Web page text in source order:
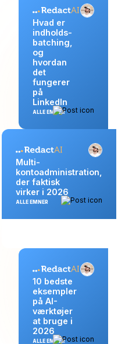
Hvad er
indholds-
batching,
og
hvordan
det
fungerer
på
LinkedIn
ALLE EMNER
Multi-
kontoadministration,
der faktisk
virker i 2026
ALLE EMNER
10 bedste
eksempler
på AI-
værktøjer
at bruge i
2026
ALLE EMNER